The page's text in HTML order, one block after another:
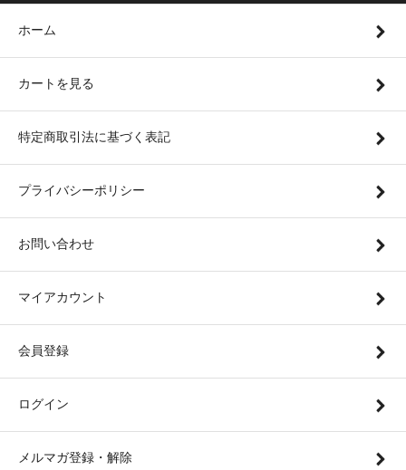
ホーム
カートを見る
特定商取引法に基づく表記
プライバシーポリシー
お問い合わせ
マイアカウント
会員登録
ログイン
メルマガ登録・解除